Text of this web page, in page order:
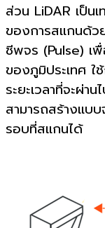
ส่วน LiDAR เป็น
ของการสแกนด้ว
ชีพจร (Pulse) เ
ของภูมิประเทศ ใ
ระยะเวลาที่จะผ่า
สามารถสร้างแบ
รอบที่สแกนได้